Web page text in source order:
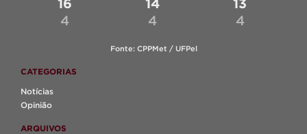
16
4
14
4
13
4
Fonte: CPPMet / UFPel
CATEGORIAS
Notícias
Opinião
ARQUIVOS